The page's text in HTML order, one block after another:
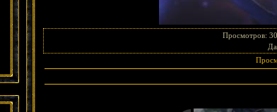
Просмотров: